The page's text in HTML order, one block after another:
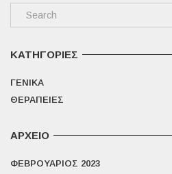
ΚΑΤΗΓΟΡΊΕΣ
ΓΕΝΙΚΆ
ΘΕΡΑΠΕΊΕΣ
ΑΡΧΕΊΟ
ΦΕΒΡΟΥΆΡΙΟΣ 2023